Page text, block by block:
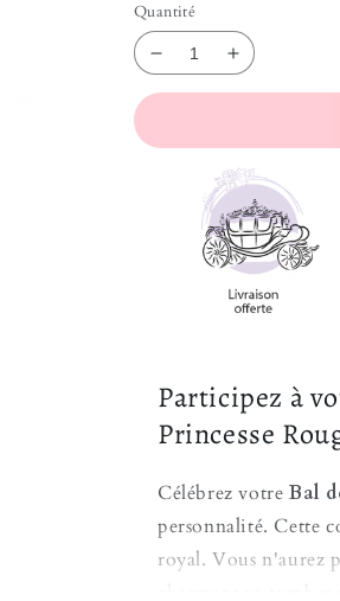
Quantité
Réduire laAugmenter
Participez à
Princesse
Célébrez votreBal
personnalité. Cette
royal. Vous n'aurez